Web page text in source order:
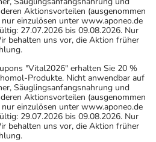
Aktionsvorteilen (ausgenommen
einzulösen unter www.aponeo.de
27.07.2026 bis 09.08.2026. Nur
behalten uns vor, die Aktion früher
"Vital2026" erhalten Sie 20 %
Produkte. Nicht anwendbar auf
Säuglingsanfangsnahrung und
Aktionsvorteilen (ausgenommen
einzulösen unter www.aponeo.de
29.07.2026 bis 09.08.2026. Nur
behalten uns vor, die Aktion früher